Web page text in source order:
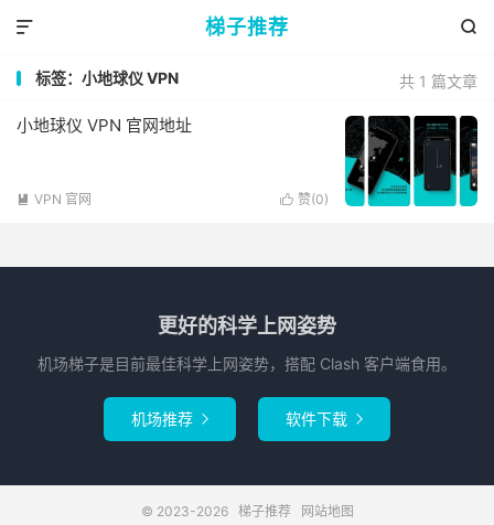
梯子推荐 

共 1 篇文章
标签：小地球仪 VPN
小地球仪 VPN 官网地址
 赞(0)
 VPN 官网
更好的科学上网姿势
机场梯子是目前最佳科学上网姿势，搭配 Clash 客户端食用。
机场推荐  软件下载 
© 2023-2026 梯子推荐 网站地图